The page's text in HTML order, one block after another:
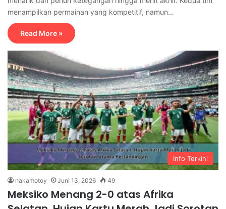
menampilkan permainan yang kompetitif, namun…
Read More »
Info Terkini
nakamotoy Juni 13, 2026 49
Meksiko Menang 2-0 atas Afrika